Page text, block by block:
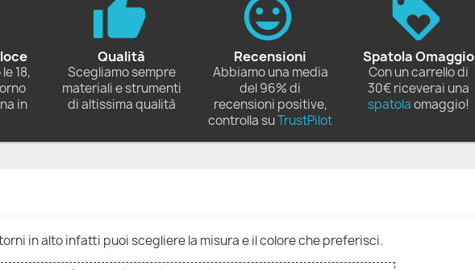
18,
in
Qualità
Scegliamo sempre
materiali e strumenti
di altissima qualità
Recensioni
Abbiamo una media
del 96% di
recensioni positive,
controlla suTrustPilot
Spatola Omaggio
Con un carrello di
30€ riceverai una
spatolaomaggio!
in alto infatti puoi scegliere la misura e il colore che preferisci.